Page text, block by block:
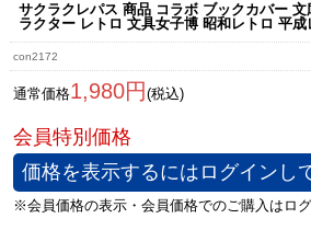
サクラクレパス 商品 コラボ ブックカバー
ラクター レトロ 文具女子博 昭和レトロ 平
con2172
通常価格1,980円 (税込)
価格を表示するにはログインし